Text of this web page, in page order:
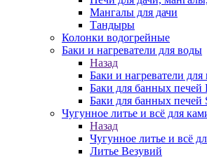
Мангалы для дачи
Тандыры
Колонки водогрейные
Баки и нагреватели для воды
Назад
Баки и нагреватели
Баки для банных печей
Баки для банных печей
Чугунное литье и всё для
Назад
Чугунное литье и всё
Литье Везувий